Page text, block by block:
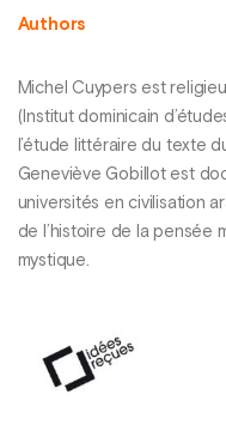
Authors
Michel Cuypers est
(Institut dominicain
l’étude littéraire du texte
Geneviève Gobillot est
universités en civilisation
de l’histoire de la pensée
mystique.